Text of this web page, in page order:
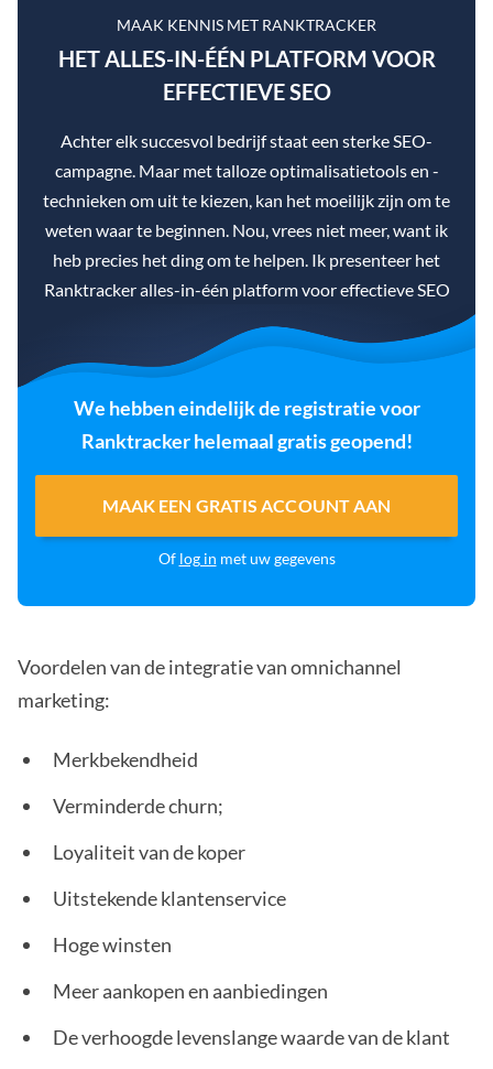
MAAK KENNIS MET RANKTRACKER
HET ALLES-IN-ÉÉN PLATFORM VOOR
EFFECTIEVE SEO
Achter elk succesvol bedrijf staat een sterke SEO-
campagne. Maar met talloze optimalisatietools en -
technieken om uit te kiezen, kan het moeilijk zijn om te
weten waar te beginnen. Nou, vrees niet meer, want ik
heb precies het ding om te helpen. Ik presenteer het
Ranktracker alles-in-één platform voor effectieve SEO
We hebben eindelijk de registratie voor
Ranktracker helemaal gratis geopend!
MAAK EEN GRATIS ACCOUNT AAN
Of log in met uw gegevens
Voordelen van de integratie van omnichannel
marketing:
Merkbekendheid
Verminderde churn;
Loyaliteit van de koper
Uitstekende klantenservice
Hoge winsten
Meer aankopen en aanbiedingen
De verhoogde levenslange waarde van de klant